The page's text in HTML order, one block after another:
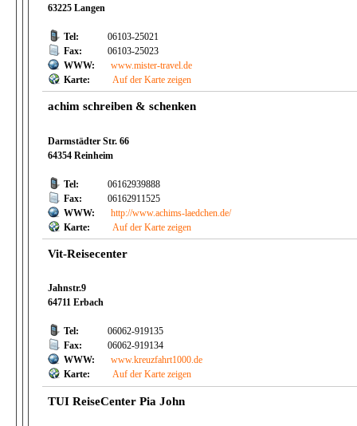
63225 Langen
Tel:
06103-25021
Fax:
06103-25023
WWW:
www.mister-travel.de
Karte:
Auf der Karte zeigen
achim schreiben & schenken
Darmstädter Str. 66
64354 Reinheim
Tel:
06162939888
Fax:
06162911525
WWW:
http://www.achims-laedchen.de/
Karte:
Auf der Karte zeigen
Vit-Reisecenter
Jahnstr.9
64711 Erbach
Tel:
06062-919135
Fax:
06062-919134
WWW:
www.kreuzfahrt1000.de
Karte:
Auf der Karte zeigen
TUI ReiseCenter Pia John